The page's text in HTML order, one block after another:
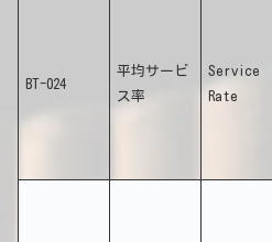
BT-024
平均サービ
ス率
Service
Rate